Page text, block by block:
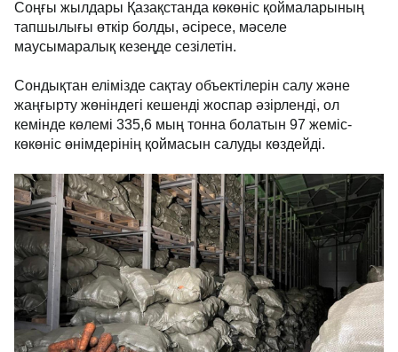
Соңғы жылдары Қазақстанда көкөніс қоймаларының
тапшылығы өткір болды, әсіресе, мәселе
маусымаралық кезеңде сезілетін.
Сондықтан елімізде сақтау объектілерін салу және
жаңғырту жөніндегі кешенді жоспар әзірленді, ол
кемінде көлемі 335,6 мың тонна болатын 97 жеміс-
көкөніс өнімдерінің қоймасын салуды көздейді.